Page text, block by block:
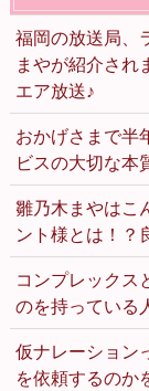
福岡の放送局、
まやが紹介され
エア放送♪
おかげさまで半
ビスの大切な本
雛乃木まやはこ
ント様とは！
コンプレックス
のを持っている
仮ナレーション
を依頼するのか